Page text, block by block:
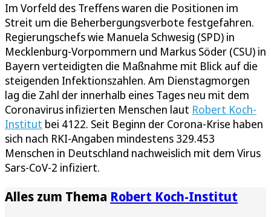
Im Vorfeld des Treffens waren die Positionen im
Streit um die Beherbergungsverbote festgefahren.
Regierungschefs wie Manuela Schwesig (SPD) in
Mecklenburg-Vorpommern und Markus Söder (CSU) in
Bayern verteidigten die Maßnahme mit Blick auf die
steigenden Infektionszahlen. Am Dienstagmorgen
lag die Zahl der innerhalb eines Tages neu mit dem
Coronavirus infizierten Menschen laut Robert Koch-
Institut bei 4122. Seit Beginn der Corona-Krise haben
sich nach RKI-Angaben mindestens 329.453
Menschen in Deutschland nachweislich mit dem Virus
Sars-CoV-2 infiziert.
Alles zum Thema Robert Koch-Institut